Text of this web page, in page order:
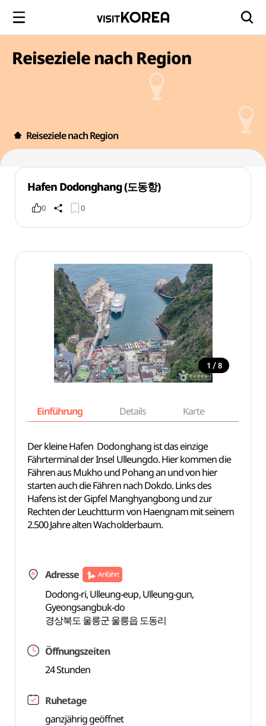
Reiseziele nach Region
Reiseziele nach Region
Hafen Dodonghang (도동항)
0 0
1 / 8
Einführung Details Karte
Der kleine Hafen Dodonghang ist das einzige
Fährterminal der Insel Ulleungdo. Hier kommen die
Fähren aus Mukho und Pohang an und von hier
starten auch die Fähren nach Dokdo. Links des
Hafens ist der Gipfel Manghyangbong und zur
Rechten der Leuchtturm von Haengnam mit seinem
2.500 Jahre alten Wacholderbaum.
Adresse Anfahrt
Dodong-ri, Ulleung-eup, Ulleung-gun,
Gyeongsangbuk-do
경상북도 울릉군 울릉읍 도동리
Öffnungszeiten
24 Stunden
Ruhetage
ganzjährig geöffnet